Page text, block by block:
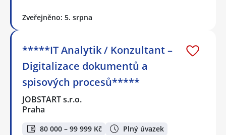
Zveřejněno: 5. srpna
*****IT Analytik / Konzultant –
Digitalizace dokumentů a
spisových procesů*****
JOBSTART s.r.o.
Praha
80 000 – 99 999 Kč Plný úvazek